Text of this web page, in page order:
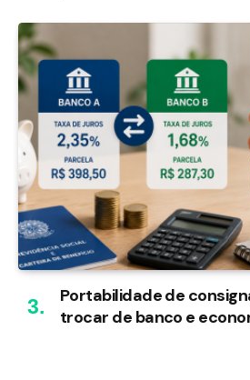
Portabilidade de
trocar de banco e